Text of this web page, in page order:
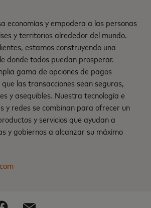
economías y empodera a las personas
y territorios alrededor del mundo.
estamos construyendo una
donde todos puedan prosperar.
gama de opciones de pagos
las transacciones sean seguras,
y asequibles. Nuestra tecnología e
y redes se combinan para ofrecer un
y servicios que ayudan a
y gobiernos a alcanzar su máximo